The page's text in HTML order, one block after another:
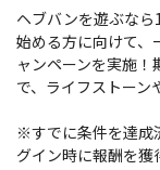
ヘブバンを遊ぶな
始める方に向けて、
ャンペーンを実施
で、ライフストーン
※すでに条件を達成
グイン時に報酬を獲